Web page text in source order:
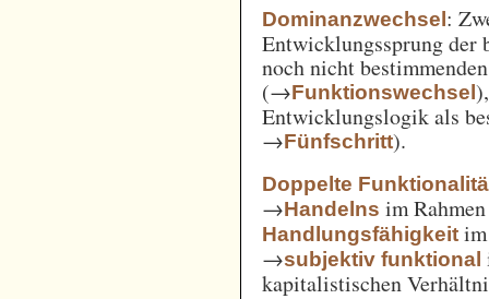
Dominanzwechsel:
Entwicklungssprung der
noch nicht
(→Funktionswechsel
Entwicklungslogik als
→Fünfschritt).
Doppelte
→Handelns im
Handlungsfähigkeit
→subjektiv funktional
kapitalistischen